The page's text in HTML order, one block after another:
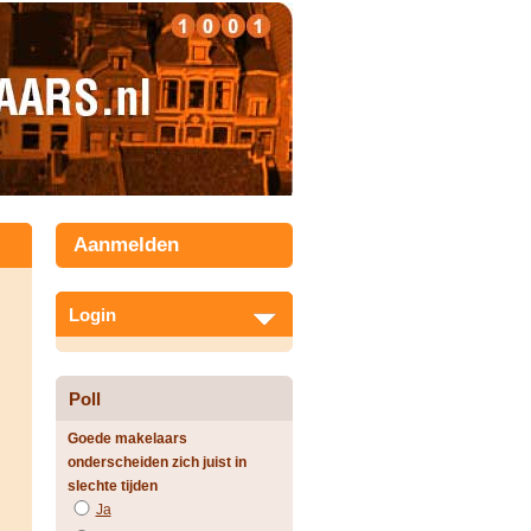
Aanmelden
Login
Poll
Goede makelaars
onderscheiden zich juist in
slechte tijden
Ja